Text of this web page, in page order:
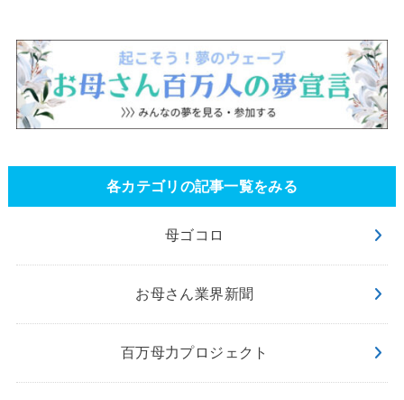
各カテゴリの記事一覧をみる
母ゴコロ
お母さん業界新聞
百万母力プロジェクト